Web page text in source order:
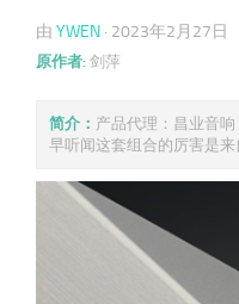
由 YWEN · 2023年2月27日
原作者: 剑萍
简介： 产品代理：昌业音响
早听闻这套组合的厉害是来